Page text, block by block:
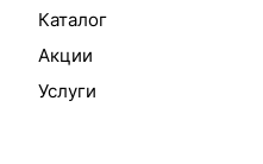
Каталог
Акции
Услуги